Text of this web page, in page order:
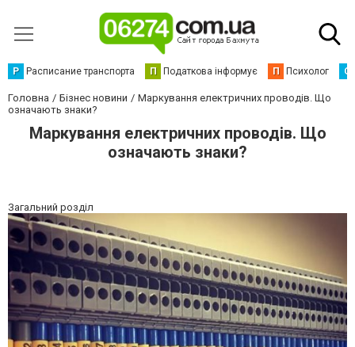
Р Расписание транспорта П Податкова інформує П Психолог С
Головна Бізнес новини
Маркування електричних проводів. Що
означають знаки?
Маркування електричних проводів. Що
означають знаки?
Загальний розділ